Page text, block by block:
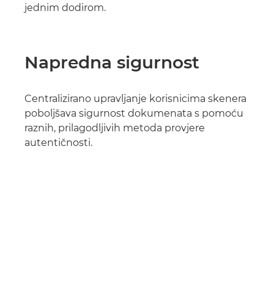
jednim dodirom.
Napredna sigurnost
Centralizirano upravljanje korisnicima skenera
poboljšava sigurnost dokumenata s pomoću
raznih, prilagodljivih metoda provjere
autentičnosti.